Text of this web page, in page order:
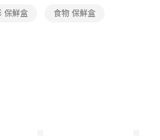
選擇「超商條碼／台灣大直營門市／銀行轉
商品或服務，並由商店將買賣／分期付款
使用本公司帳單繳交帳款。
保鮮盒 食物 保鮮盒